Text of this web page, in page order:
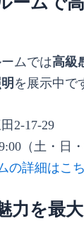
ムでは高級
を展示中で
2-17-29
（土・日
の詳細はこ
力を最